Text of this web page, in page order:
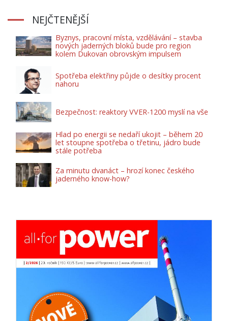
NEJČTENĚJŠÍ
Byznys, pracovní místa, vzdělávání – stavba
nových jaderných bloků bude pro region
kolem Dukovan obrovským impulsem
Spotřeba elektřiny půjde o desítky procent
nahoru
Bezpečnost: reaktory VVER-1200 myslí na vše
Hlad po energii se nedaří ukojit – během 20
let stoupne spotřeba o třetinu, jádro bude
stále potřeba
Za minutu dvanáct – hrozí konec českého
jaderného know-how?